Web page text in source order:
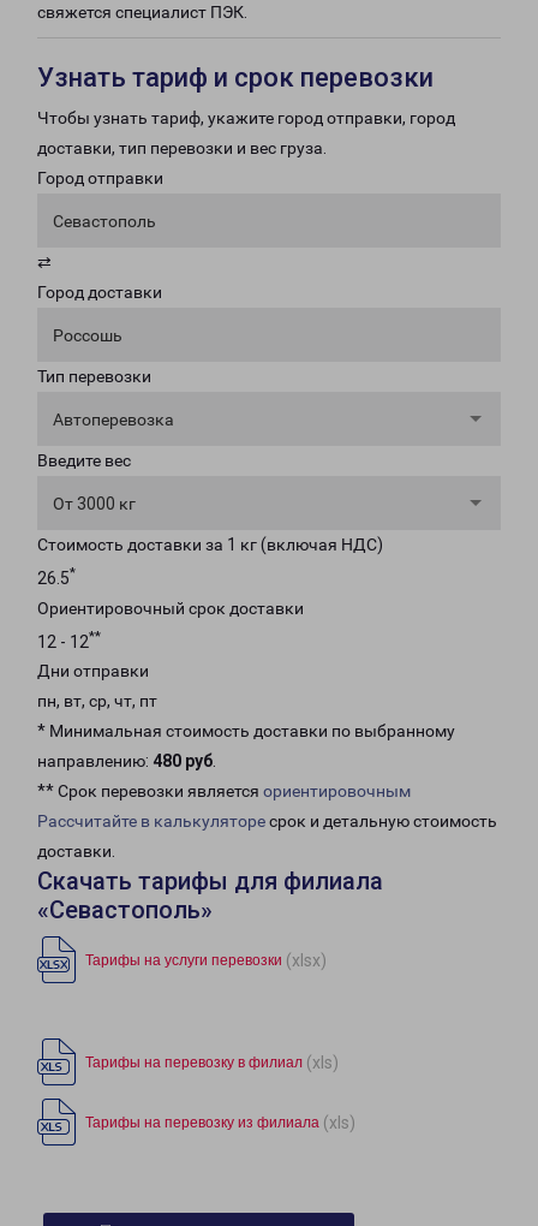
свяжется специалист ПЭК.
Узнать тариф и срок перевозки
Чтобы узнать тариф, укажите город отправки, город
доставки, тип перевозки и вес груза.
Город отправки
Севастополь
⇄
Город доставки
Россошь
Тип перевозки
Автоперевозка
Введите вес
От 3000 кг
Стоимость доставки за 1 кг (включая НДС)
26.5*
Ориентировочный срок доставки
12 - 12**
Дни отправки
пн, вт, ср, чт, пт
* Минимальная стоимость доставки по выбранному
направлению: 480 руб.
** Срок перевозки является ориентировочным
Рассчитайте в калькуляторесрок и детальную стоимость
доставки.
Скачать тарифы для филиала
«Севастополь»
Тарифы на услуги перевозки (xlsx)
Тарифы на перевозку в филиал (xls)
Тарифы на перевозку из филиала (xls)